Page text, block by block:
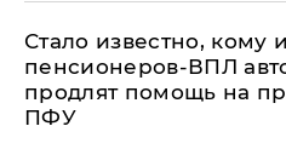
Стало известно, кому
пенсионеров-ВПЛ
продлят помощь на
ПФУ